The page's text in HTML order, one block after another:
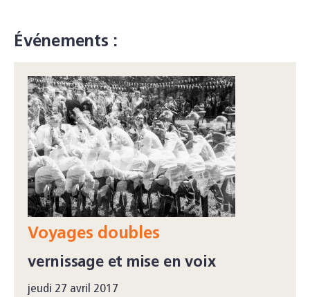
Événements :
Voyages doubles
vernissage et mise en voix
jeudi 27 avril 2017